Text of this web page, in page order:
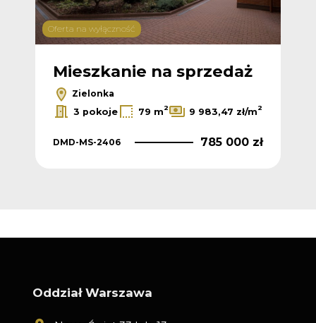
Oferta na wyłączność
Mieszkanie na sprzedaż
Zielonka
3 pokoje
79 m2 9 983,47 zł/m2
DMD-MS-2406 785 000 zł
Oddział Warszawa